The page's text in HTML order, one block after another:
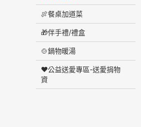
🍖餐桌加道菜
🎁伴手禮/禮盒
🍲鍋物暖湯
❤️公益送愛專區-送愛捐物
資